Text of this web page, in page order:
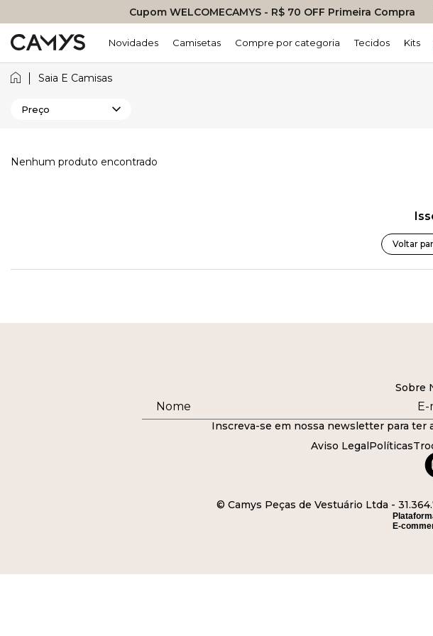
Cupom WELCOMECAMYS - R$ 70 OFF Primeira Compra
Novidades Camisetas Compre por categoria Tecidos Kits
Saia E Camisas
Preço
Nenhum produto encontrado
Voltar
Sobre
Inscreva-se em nossa newsletter para ter
Aviso Legal Políticas
© Camys Peças de Vestuário Ltda -
E-